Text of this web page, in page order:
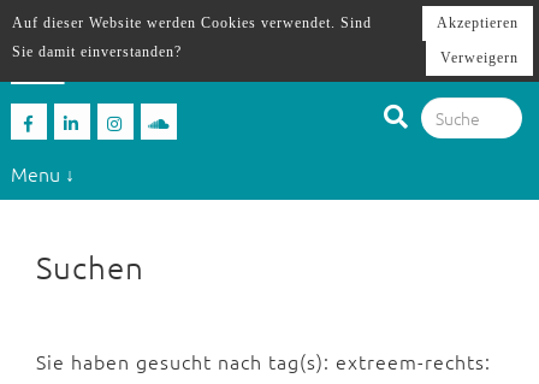
Menu ↓
Suchen
Sie haben gesucht nach tag(s): extreem-rechts:
Auf dieser Website werden Cookies verwendet. Sind
Sie damit einverstanden?
Akzeptieren
Verweigern